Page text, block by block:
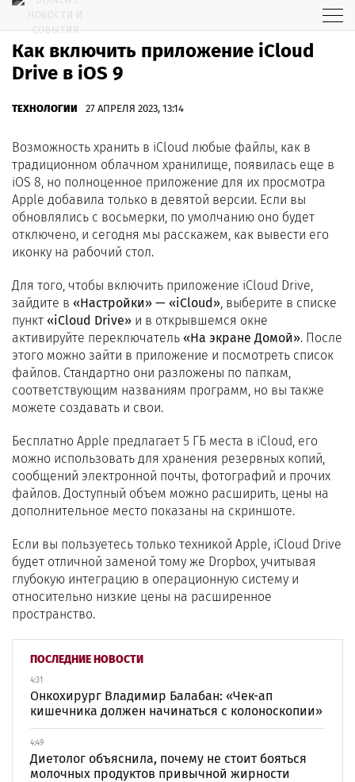
Как включить приложение iCloud
Drive в iOS 9
ТЕХНОЛОГИИ 27 АПРЕЛЯ 2023, 13:14
ПОСЛЕДНИЕ НОВОСТИ
4:31
Онкохирург Владимир Балабан: «Чек-ап
кишечника должен начинаться с колоноскопии»
4:49
Диетолог объяснила, почему не стоит бояться
молочных продуктов привычной жирности
Возможность хранить в iCloud любые файлы, как в
традиционном облачном хранилище, появилась еще в
iOS 8, но полноценное приложение для их просмотра
Apple добавила только в девятой версии. Если вы
обновлялись с восьмерки, по умолчанию оно будет
отключено, и сегодня мы расскажем, как вывести его
иконку на рабочий стол.
Для того, чтобы включить приложение iCloud Drive,
зайдите в «Настройки» — «iCloud», выберите в списке
пункт «iCloud Drive» и в открывшемся окне
активируйте переключатель «На экране Домой». После
этого можно зайти в приложение и посмотреть список
файлов. Стандартно они разложены по папкам,
соответствующим названиям программ, но вы также
можете создавать и свои.
Бесплатно Apple предлагает 5 ГБ места в iCloud, его
можно использовать для хранения резервных копий,
сообщений электронной почты, фотографий и прочих
файлов. Доступный объем можно расширить, цены на
дополнительное место показаны на скриншоте.
Если вы пользуетесь только техникой Apple, iCloud Drive
будет отличной заменой тому же Dropbox, учитывая
глубокую интеграцию в операционную систему и
относительно низкие цены на расширенное
пространство.